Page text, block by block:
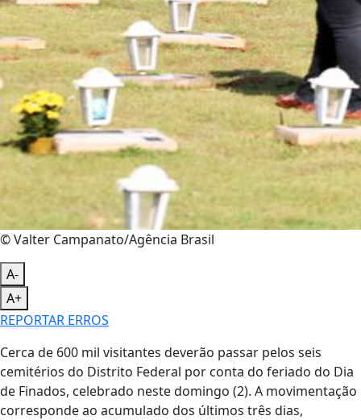
© Valter Campanato/Agência Brasil
A-
A+
REPORTAR ERROS
Cerca de 600 mil visitantes deverão passar pelos seis
cemitérios do Distrito Federal por conta do feriado do Dia
de Finados, celebrado neste domingo (2). A movimentação
corresponde ao acumulado dos últimos três dias,